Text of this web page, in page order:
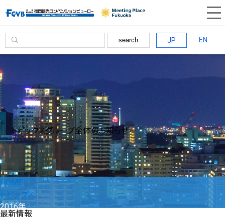
search JP EN
トピックスグループ全体のお知らせ
HOME
トピックス
2016年
最新情報